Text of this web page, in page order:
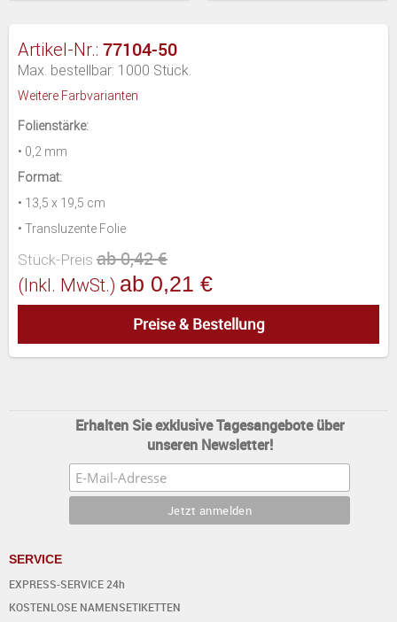
Artikel-Nr.: 77104-50
Max. bestellbar: 1000 Stück.
Weitere Farbvarianten
Folienstärke:
• 0,2 mm
Format:
• 13,5 x 19,5 cm
• Transluzente Folie
Stück-Preis ab 0,42 €
(inkl. MwSt.) ab 0,21 €
Preise & Bestellung
Erhalten Sie exklusive Tagesangebote über
unseren Newsletter!
SERVICE
EXPRESS-SERVICE 24h
KOSTENLOSE NAMENSETIKETTEN